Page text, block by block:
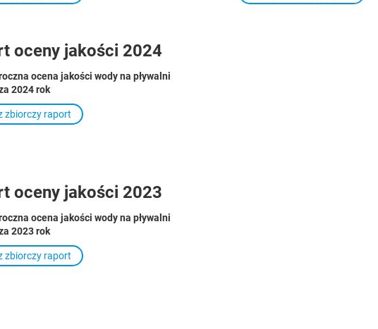
oceny jakości 2024
ocena jakości wody na pływalni
2024 rok
zbiorczy raport
oceny jakości 2023
ocena jakości wody na pływalni
2023 rok
zbiorczy raport